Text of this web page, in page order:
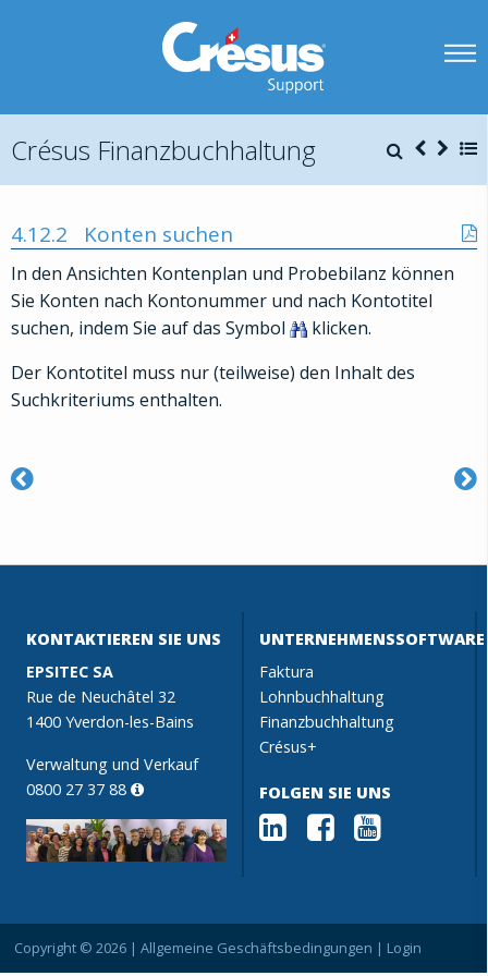
Crésus Finanzbuchhaltung
4.12.2 Konten suchen
In den Ansichten Kontenplan und Probebilanz können
Sie Konten nach Kontonummer und nach Kontotitel
suchen, indem Sie auf das Symbol
klicken.
Der Kontotitel muss nur (teilweise) den Inhalt des
Suchkriteriums enthalten.
KONTAKTIEREN SIE UNS
EPSITEC SA
Rue de Neuchâtel 32
1400 Yverdon-les-Bains
Verwaltung und Verkauf
0800 27 37 88
UNTERNEHMENSSOFTWARE
Faktura
Lohnbuchhaltung
Finanzbuchhaltung
Crésus+
FOLGEN SIE UNS
Copyright © 2026 | Allgemeine Geschäftsbedingungen | Login